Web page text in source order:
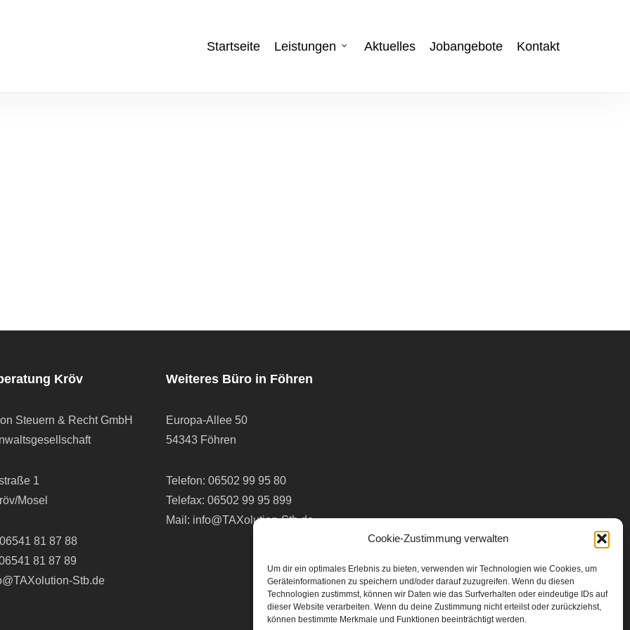
Cookie-Zustimmung verwalten
Um dir ein optimales Erlebnis zu bieten, verwenden wir Technologien wie Cookies, um
Geräteinformationen zu speichern und/oder darauf zuzugreifen. Wenn du diesen
Technologien zustimmst, können wir Daten wie das Surfverhalten oder eindeutige IDs auf
dieser Website verarbeiten. Wenn du deine Zustimmung nicht erteilst oder zurückziehst,
können bestimmte Merkmale und Funktionen beeinträchtigt werden.
Startseite Leistungen Aktuelles Jobangebote Kontakt
Kröv
Steuern & Recht GmbH
1
Mosel
06541 81 87 88
81 87 89
Stb.de
Weiteres Büro in Föhren
Europa-Allee 50
54343 Föhren
Telefon: 06502 99 95 80
Telefax: 06502 99 95 899
Mail: info@TAXolution-Stb.de